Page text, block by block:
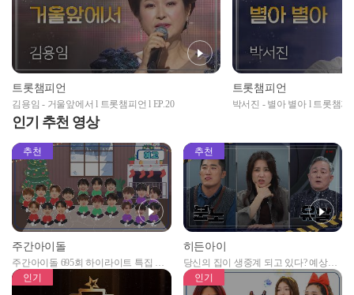
트롯챔피언
김용임 - 거울앞에서 l 트롯챔피언 l EP.20
트롯챔피언
박서진 - 별아 별아 l 트롯챔피
인기 추천 영상
추천
주간아이돌
주간아이돌 695회 하이라이트 특집 남
자아이돌편 예고
추천
히든아이
당신의 집이 생중계 되고 있다? 예상치
못한 곳에서 일어나는 불법촬영 범죄!
인기 인기